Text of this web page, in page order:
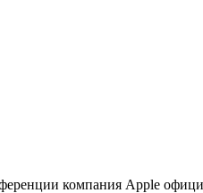
компания Apple